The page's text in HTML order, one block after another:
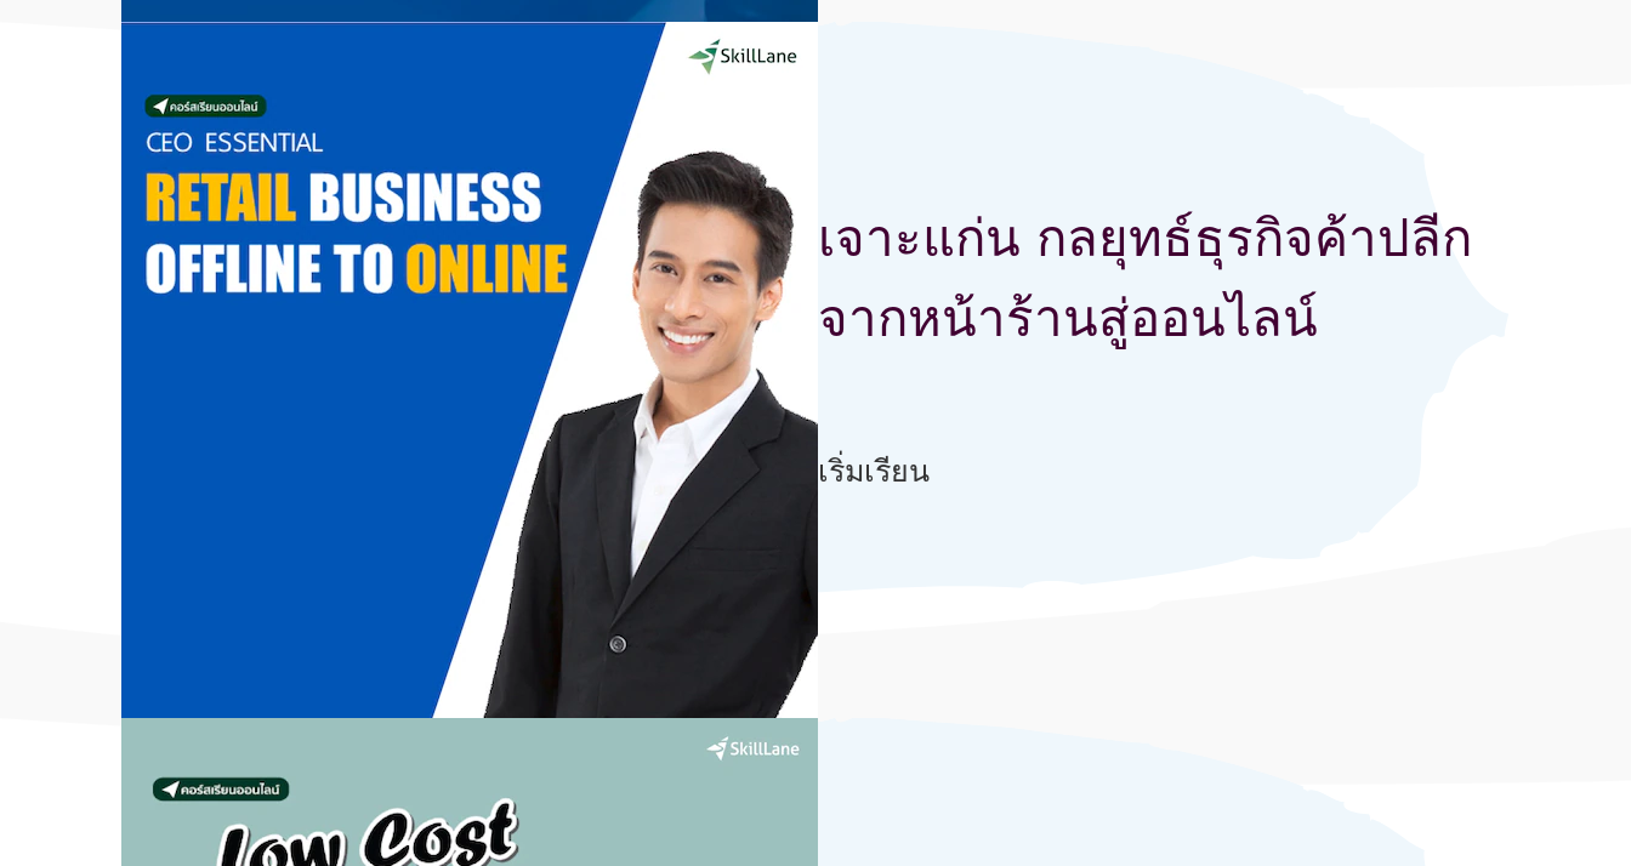
เจาะแก่น กลยุทธ์ธุรกิจค้าปลีก
จากหน้าร้านสู่ออนไลน์
เริ่มเรียน